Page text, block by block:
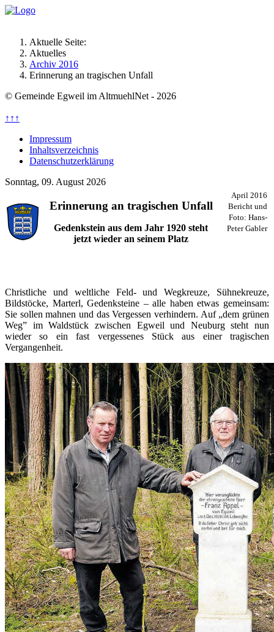
Aktuelle Seite:
Aktuelles
Archiv 2016
Erinnerung an tragischen Unfall
© Gemeinde Egweil im AltmuehlNet - 2026
↑↑↑
Impressum
Inhaltsverzeichnis
Datenschutzerklärung
Sonntag, 09. August 2026
Erinnerung an tragischen Unfall
Gedenkstein aus dem Jahr 1920 steht
jetzt wieder an seinem Platz
April 2016
Bericht und
Foto: Hans-
Peter Gabler
Christliche und weltliche Feld- und Wegkreuze, Sühnekreuze,
Bildstöcke, Marterl, Gedenksteine – alle haben etwas gemeinsam:
Sie sollen mahnen und das Vergessen verhindern. Auf „dem grünen
Weg” im Waldstück zwischen Egweil und Neuburg steht nun
wieder so ein fast vergessenes Stück aus einer tragischen
Vergangenheit.